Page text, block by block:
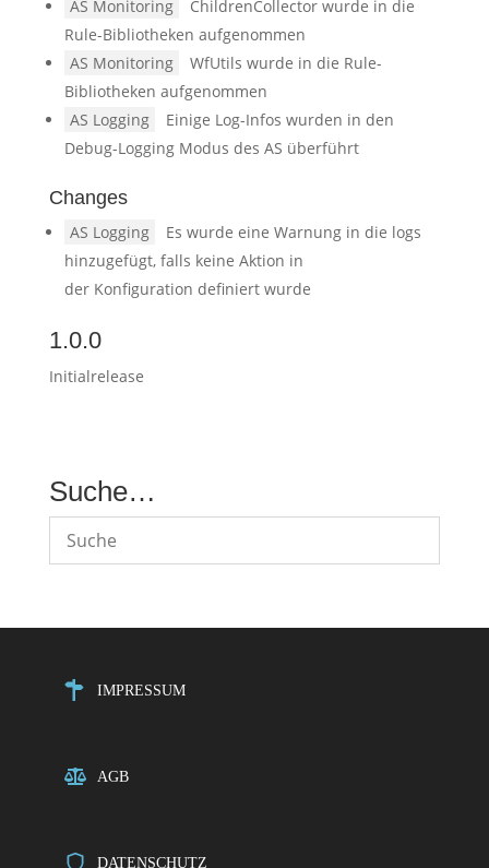
AS Monitoring
ChildrenCollector wurde in die
Rule-Bibliotheken aufgenommen
AS Monitoring
WfUtils wurde in die Rule-
Bibliotheken aufgenommen
AS Logging
Einige Log-Infos wurden in den
Debug-Logging Modus des AS überführt
Changes
AS Logging
Es wurde eine Warnung in die logs
hinzugefügt, falls keine Aktion in
der Konfiguration definiert wurde
1.0.0
Initialrelease
Suche…
IMPRESSUM
AGB
DATENSCHUTZ